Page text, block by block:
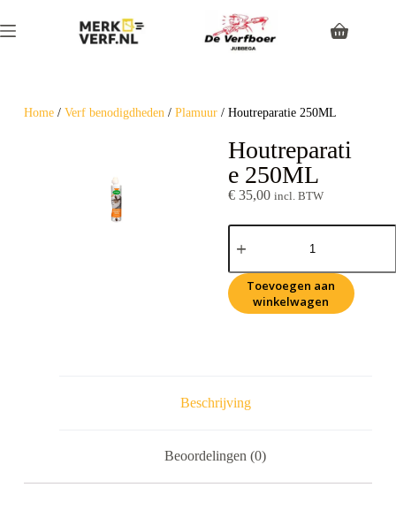
Home/ Verf benodigdheden/ Plamuur/ Houtreparatie 250ML
Houtreparati
e 250ML
€35,00 incl. BTW
Toevoegen aan
winkelwagen
Beschrijving
Beoordelingen (0)